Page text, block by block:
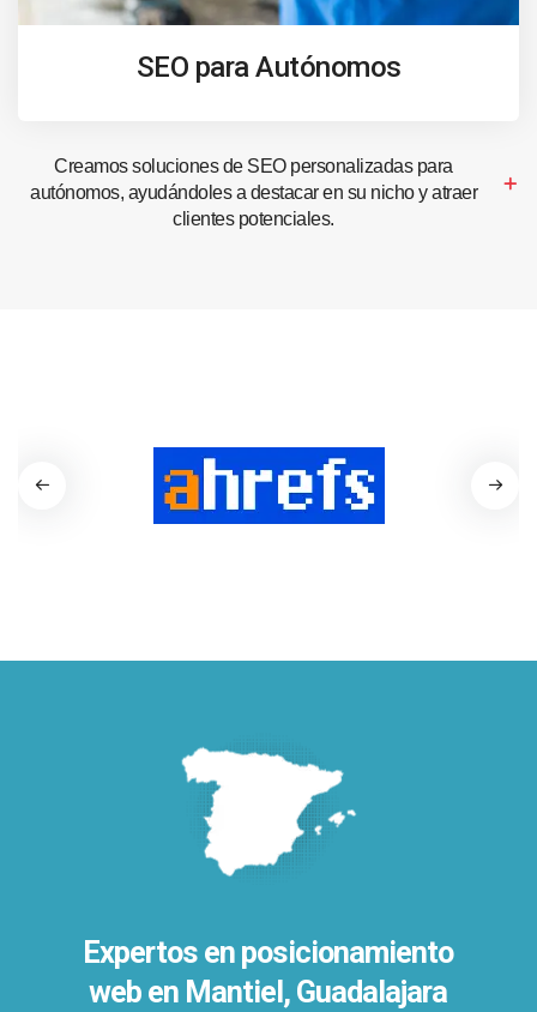
SEO para Autónomos
Creamos soluciones de SEO personalizadas para
autónomos, ayudándoles a destacar en su nicho y atraer
clientes potenciales.
Expertos en posicionamiento
web en Mantiel, Guadalajara